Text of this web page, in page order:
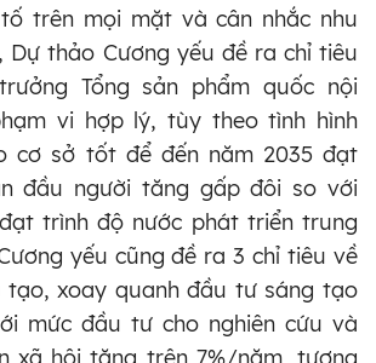
trên mọi mặt và cân nhắc nhu
Dự thảo Cương yếu đề ra chỉ tiêu
Tổng sản phẩm quốc nội
vi hợp lý, tùy theo tình hình
cơ sở tốt để đến năm 2035 đạt
đầu người tăng gấp đôi so với
trình độ nước phát triển trung
yếu cũng đề ra 3 chỉ tiêu về
tạo, xoay quanh đầu tư sáng tạo
mức đầu tư cho nghiên cứu và
xã hội tăng trên 7%/năm, tương